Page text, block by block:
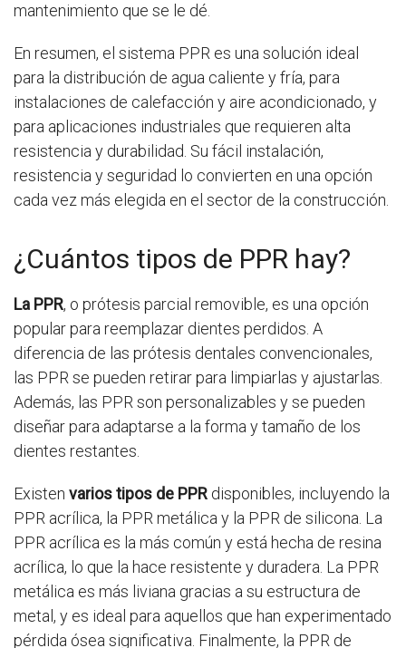
mantenimiento que se le dé.
En resumen, el sistema PPR es una solución ideal
para la distribución de agua caliente y fría, para
instalaciones de calefacción y aire acondicionado, y
para aplicaciones industriales que requieren alta
resistencia y durabilidad. Su fácil instalación,
resistencia y seguridad lo convierten en una opción
cada vez más elegida en el sector de la construcción.
¿Cuántos tipos de PPR hay?
La PPR, o prótesis parcial removible, es una opción
popular para reemplazar dientes perdidos. A
diferencia de las prótesis dentales convencionales,
las PPR se pueden retirar para limpiarlas y ajustarlas.
Además, las PPR son personalizables y se pueden
diseñar para adaptarse a la forma y tamaño de los
dientes restantes.
Existen varios tipos de PPR disponibles, incluyendo la
PPR acrílica, la PPR metálica y la PPR de silicona. La
PPR acrílica es la más común y está hecha de resina
acrílica, lo que la hace resistente y duradera. La PPR
metálica es más liviana gracias a su estructura de
metal, y es ideal para aquellos que han experimentado
pérdida ósea significativa. Finalmente, la PPR de